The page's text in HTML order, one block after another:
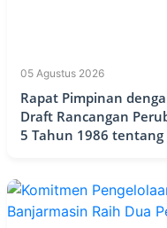
05 Agustus 2026
Rapat Pimpinan
Draft Rancangan
5 Tahun 1986 tentang